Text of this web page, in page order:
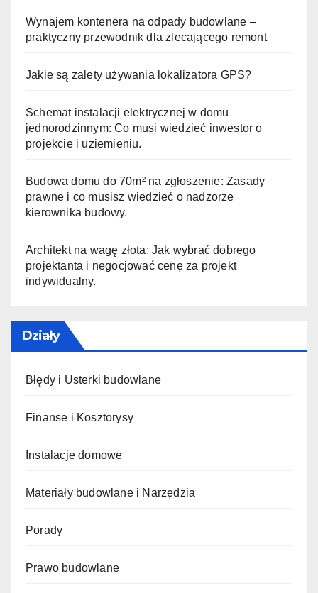
Wynajem kontenera na odpady budowlane –
praktyczny przewodnik dla zlecającego remont
Jakie są zalety używania lokalizatora GPS?
Schemat instalacji elektrycznej w domu
jednorodzinnym: Co musi wiedzieć inwestor o
projekcie i uziemieniu.
Budowa domu do 70m² na zgłoszenie: Zasady
prawne i co musisz wiedzieć o nadzorze
kierownika budowy.
Architekt na wagę złota: Jak wybrać dobrego
projektanta i negocjować cenę za projekt
indywidualny.
Działy
Błędy i Usterki budowlane
Finanse i Kosztorysy
Instalacje domowe
Materiały budowlane i Narzędzia
Porady
Prawo budowlane